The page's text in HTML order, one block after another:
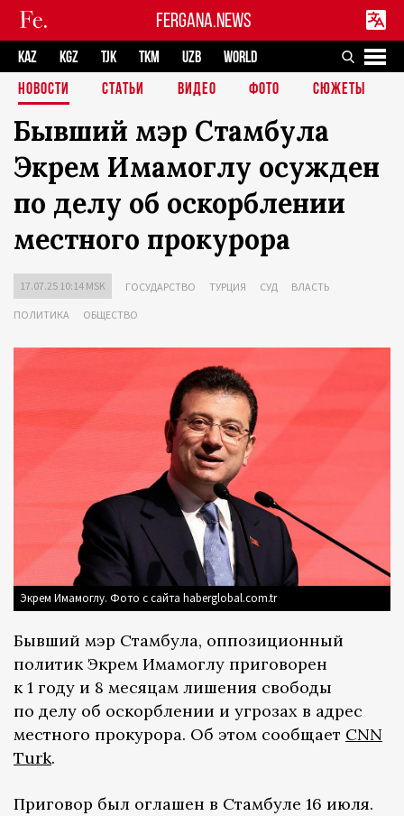
FERGANA.NEWS
KAZ KGZ TJK TKM UZB
WORLD
НОВОСТИ
СТАТЬИ ВИДЕО ФОТО СЮЖЕТЫ
Бывший мэр Стамбула
Экрем Имамоглу осужден
по делу об оскорблении
местного прокурора
17.07.25 10:14 MSK ГОСУДАРСТВО ТУРЦИЯ СУД ВЛАСТЬ
ПОЛИТИКА ОБЩЕСТВО
Экрем Имамоглу. Фото с сайта haberglobal.com.tr
Бывший мэр Стамбула, оппозиционный
политик Экрем Имамоглу приговорен
к 1 году и 8 месяцам лишения свободы
по делу об оскорблении и угрозах в адрес
местного прокурора. Об этом сообщает CNN
Turk.
Приговор был оглашен в Стамбуле 16 июля.